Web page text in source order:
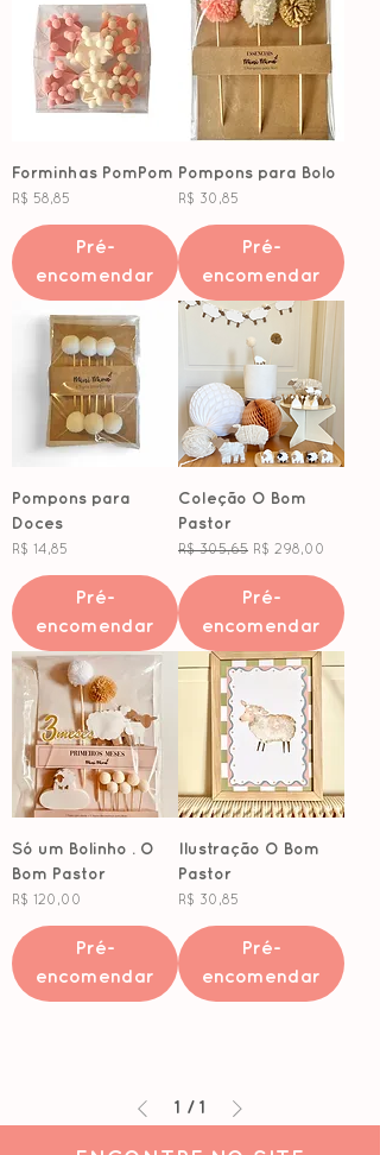
Forminhas PomPom
Preço
R$ 58,85
Pré-
encomendar
Pompons para Bolo
Preço
R$ 30,85
Pré-
encomendar
Pompons para
Doces
Preço
R$ 14,85
Pré-
encomendar
Coleção O Bom
Pastor
Preço normal
R$ 305,65 Preço promocional
R$ 298,00
Pré-
encomendar
Só um Bolinho . O
Bom Pastor
Preço
R$ 120,00
Pré-
encomendar
Ilustração O Bom
Pastor
Preço
R$ 30,85
Pré-
encomendar
1 / 1